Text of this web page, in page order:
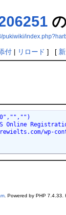
pukiwiki/
付| リロード ] [
Online
wp-
. Powered by PHP 7.4.33.